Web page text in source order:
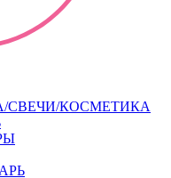
СВЕЧИ/КОСМЕТИКА